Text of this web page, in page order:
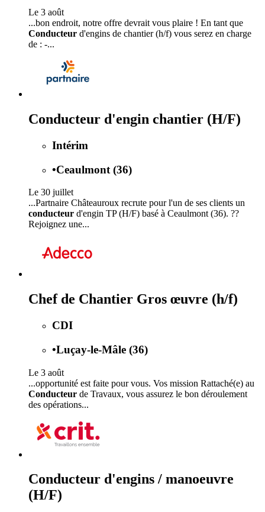
Le 3 août
...bon endroit, notre offre devrait vous plaire ! En tant que
Conducteur d'engins de chantier (h/f) vous serez en charge
de : -...
Conducteur d'engin chantier (H/F)
Intérim
•Ceaulmont (36)
Le 30 juillet
...Partnaire Châteauroux recrute pour l'un de ses clients un
conducteur d'engin TP (H/F) basé à Ceaulmont (36). ??
Rejoignez une...
Chef de Chantier Gros œuvre (h/f)
CDI
•Luçay-le-Mâle (36)
Le 3 août
...opportunité est faite pour vous. Vos mission Rattaché(e) au
Conducteur de Travaux, vous assurez le bon déroulement
des opérations...
Conducteur d'engins / manoeuvre
(H/F)